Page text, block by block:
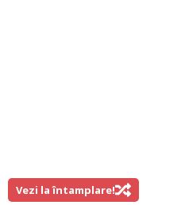
Vezi la întamplare!